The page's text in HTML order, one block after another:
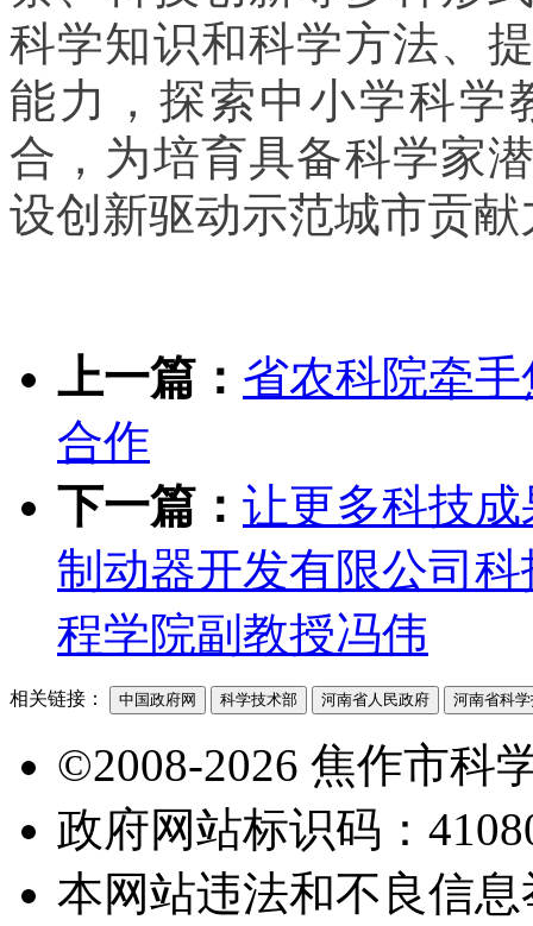
科学知识和科学方法、
能力，探索中小学科学
合，为培育具备科学家
设创新驱动示范城市贡献
上一篇： 省农科院牵
合作
下一篇： 让更多科技
制动器开发有限公司
程学院副教授冯伟
相关链接： 中国政府网 科学技术部 河南省人民政府 河南省科
©2008-2026 焦作市科
政府网站标识码：
本网站违法和不良信息